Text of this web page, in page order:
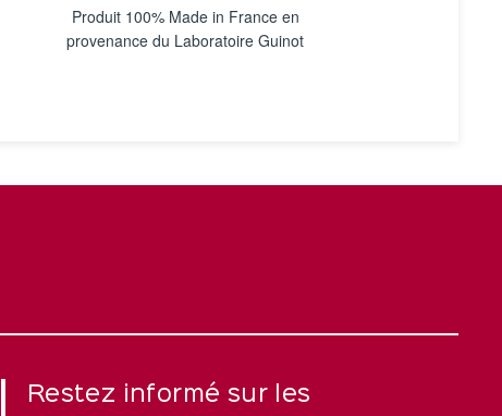
Produit 100% Made in France en
provenance du Laboratoire Guinot
Restez informé sur les